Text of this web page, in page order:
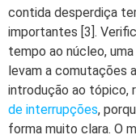
contida desperdiça
importantes [3].
tempo ao núcleo,
levam a comutações
introdução ao tópico,
de interrupções,
forma muito clara. O